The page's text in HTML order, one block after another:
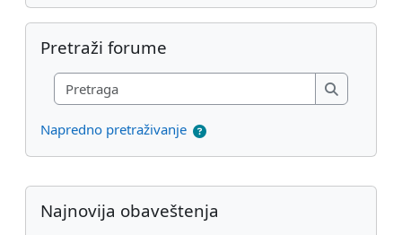
Preskoči Pretraži forume
Pretraži forume
Pretraga
Pretraga
Napredno pretraživanje
Dodatni blokovi
Preskoči Najnovija obaveštenja
Najnovija obaveštenja